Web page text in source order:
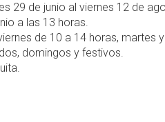
29 de junio al viernes 12 de
a las 13 horas.
de 10 a 14 horas, martes
domingos y festivos.